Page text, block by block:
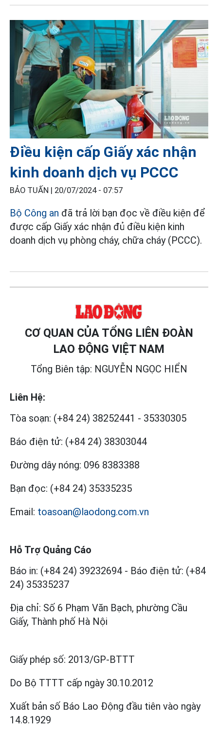
Điều kiện cấp Giấy xác nhận
kinh doanh dịch vụ PCCC
BẢO TUẤN | 20/07/2024 - 07:57
Bộ Công an đã trả lời bạn đọc về điều kiện để
được cấp Giấy xác nhận đủ điều kiện kinh
doanh dịch vụ phòng cháy, chữa cháy (PCCC).
CƠ QUAN CỦA TỔNG LIÊN ĐOÀN
LAO ĐỘNG VIỆT NAM
Tổng Biên tập: NGUYỄN NGỌC HIỂN
Liên Hệ:
Tòa soạn: (+84 24) 38252441 - 35330305
Báo điện tử: (+84 24) 38303044
Đường dây nóng: 096 8383388
Bạn đọc: (+84 24) 35335235
Email: toasoan@laodong.com.vn
Hỗ Trợ Quảng Cáo
Báo in: (+84 24) 39232694 - Báo điện tử: (+84
24) 35335237
Địa chỉ: Số 6 Phạm Văn Bạch, phường Cầu
Giấy, Thành phố Hà Nội
Giấy phép số: 2013/GP-BTTT
Do Bộ TTTT cấp ngày 30.10.2012
Xuất bản số Báo Lao Động đầu tiên vào ngày
14.8.1929